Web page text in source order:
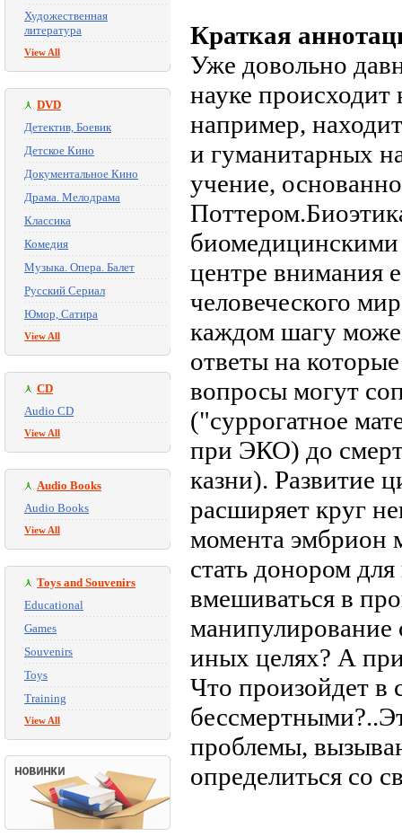
Художественная
литература
View All
DVD
Детектив, Боевик
Детское Кино
Документальное Кино
Драма. Мелодрама
Классика
Комедия
Музыка. Опера. Балет
Русский Сериал
Юмор, Сатира
View All
CD
Audio CD
View All
Audio Books
Audio Books
View All
Toys and Souvenirs
Educational
Games
Souvenirs
Toys
Training
View All
Краткая
Уже довольно
науке
например,
и гуманитарных
учение,
центре внимания
человеческого
каждом шагу
ответы на
вопросы могут
("суррогатное
при ЭКО) до
казни). Развитие
расширяет круг
момента эмбрион
стать донором
вмешиваться в
манипулирование
иных целях? А
Что произойдет в
проблемы,
определиться со